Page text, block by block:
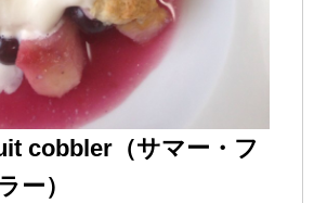
cobbler（サマー・フ
ー）